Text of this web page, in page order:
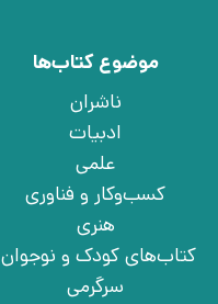
موضوع کتاب‌ها
ناشران
ادبیات
علمی
کسب‌وکار و فناوری
هنری
کتاب‌های کودک و نوجوان
سرگرمی